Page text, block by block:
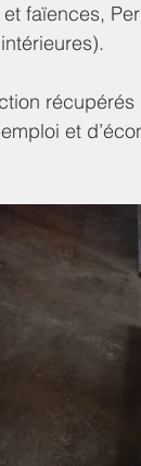
faïences,
récupérés
et